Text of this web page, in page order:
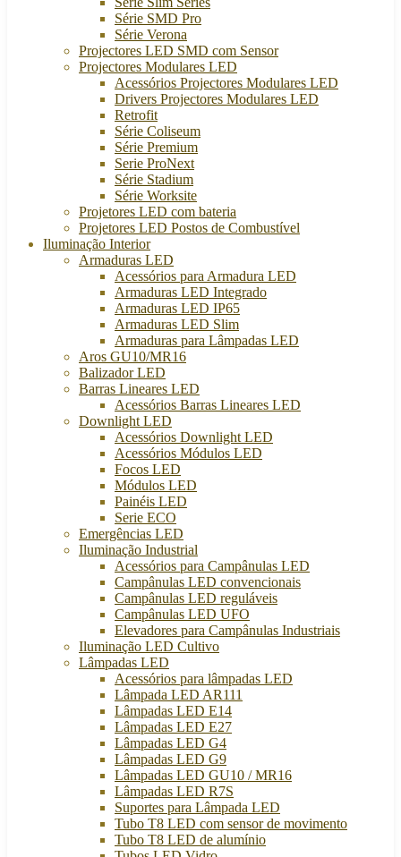
Série SMD Pro
Série Verona
Projectores LED SMD com Sensor
Projectores Modulares LED
Acessórios Projectores Modulares LED
Drivers Projectores Modulares LED
Retrofit
Série Coliseum
Série Premium
Serie ProNext
Série Stadium
Série Worksite
Projetores LED com bateria
Projetores LED Postos de Combustível
Iluminação Interior
Armaduras LED
Acessórios para Armadura LED
Armaduras LED Integrado
Armaduras LED IP65
Armaduras LED Slim
Armaduras para Lâmpadas LED
Aros GU10/MR16
Balizador LED
Barras Lineares LED
Acessórios Barras Lineares LED
Downlight LED
Acessórios Downlight LED
Acessórios Módulos LED
Focos LED
Módulos LED
Painéis LED
Serie ECO
Emergências LED
Iluminação Industrial
Acessórios para Campânulas LED
Campânulas LED convencionais
Campânulas LED reguláveis
Campânulas LED UFO
Elevadores para Campânulas Industriais
Iluminação LED Cultivo
Lâmpadas LED
Acessórios para lâmpadas LED
Lâmpada LED AR111
Lâmpadas LED E14
Lâmpadas LED E27
Lâmpadas LED G4
Lâmpadas LED G9
Lâmpadas LED GU10 / MR16
Lâmpadas LED R7S
Suportes para Lâmpada LED
Tubo T8 LED com sensor de movimento
Tubo T8 LED de alumínio